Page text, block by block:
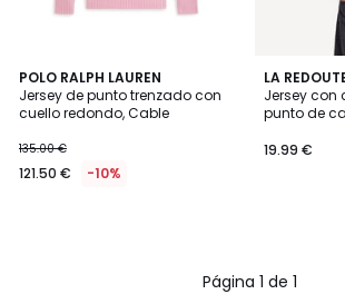
POLO RALPH LAUREN
Jersey de punto trenzado con
cuello redondo, Cable
135.00 €
121.50 € -10%
LA
Jersey con
punto de
19.99 €
2
Colores
Página 1 de 1